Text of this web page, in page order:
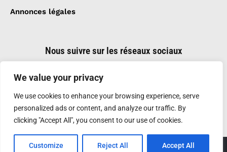
We value your privacy
We use cookies to enhance your browsing experience, serve
personalized ads or content, and analyze our traffic. By
clicking "Accept All", you consent to our use of cookies.
Customize Reject All Accept All
Annonces légales
Nous suivre sur les réseaux sociaux
Création et réalisation :GDM-Pixel , tous droits